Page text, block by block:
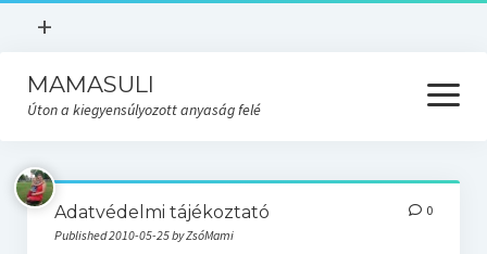
open
+
KÉSZÜLJ A SZÜLÉSRE
Kezdőlap
Rólam
Az én történetem
MAMASULI
Úton a kiegyensúlyozott anyaság felé
open
menu
SZÜLÉSFELKÉSZÍTŐ
DÚLAI TÁMOGATÁS
Adatvédelmi tájékoztató
Published 2010-05-25 by ZsóMami
0